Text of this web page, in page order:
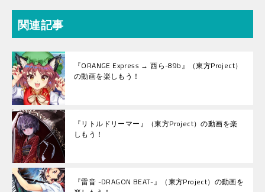
関連記事
『ORANGE Express → 西ら-89b』（東方Project）
の動画を楽しもう！
『リトルドリーマー』（東方Project）の動画を楽
しもう！
『雷音 -DRAGON BEAT-』（東方Project）の動画を